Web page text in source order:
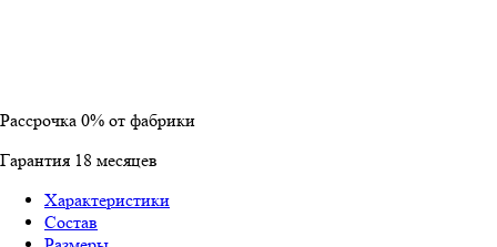
Рассрочка 0% от фабрики
Гарантия 18 месяцев
Характеристики
Состав